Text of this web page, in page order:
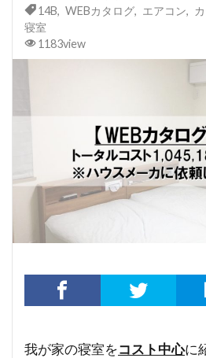
14B
WEBカタログ, エアコン
寝室
1183view
我が家の寝室をコスト中心に